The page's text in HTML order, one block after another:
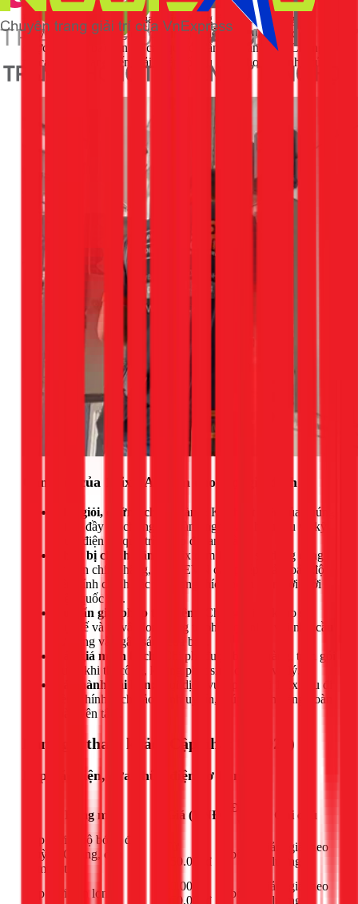
Đội ngũ kỹ thuật viên của 1Fix, đứng đầu là chuyên gia
Quỳnh Quốc, không chỉ có kinh nghiệm dày dặn mà còn
được đào tạo bài bản về các quy chuẩn an toàn điện. Chúng
tôi cam kết mang đến giải pháp tối ưu nhất cho ngôi nhà của
bạn.
Cam kết của 1Fix - An tâm cho mọi gia đình
Thợ giỏi, chứng chỉ rõ ràng:
Kỹ thuật viên của chúng
tôi có đầy đủ chứng chỉ hành nghề, am hiểu sâu về kỹ
thuật điện và quy trình lắp đặt an toàn.
Thiết bị chính hãng:
1Fix cam kết chỉ sử dụng công
tơ điện chính hãng, được EVN cấp phép, đảm bảo độ
bền, tính chính xác và tương thích hoàn toàn với lưới
điện quốc gia.
Tư vấn giải pháp tiết kiệm:
Chúng tôi sẽ khảo sát
thực tế và tư vấn loại công tơ phù hợp nhất với nhu cầu
sử dụng và ngân sách của bạn.
Báo giá minh bạch:
Chi phí được báo rõ ràng, trọn gói
trước khi thi công, không phát sinh chi phí vô lý.
Bảo hành dài hạn:
Mọi dịch vụ lắp đặt tại 1Fix đều đi
kèm chính sách bảo hành uy tín, giúp khách hàng hoàn
toàn yên tâm.
Bảng giá tham khảo (Cập nhật 03/2026)
Lắp đặt điện, sửa chữa điện cơ bản
Hạng mục Giá (VNĐ)
Đơn
Ghi chú
Lắp mới 1 bộ bóng đèn
Huỳnh Quang, đèn
compact
150.000đ
bộ
Giảm giá theo
số lượng
Lắp mới đèn lon
40.000 -
150.000đ
bộ
Giảm giá theo
số lượng